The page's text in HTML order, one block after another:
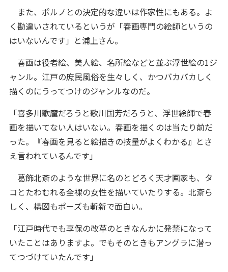
また、ポルノとの決定的な違いは作家性にもある。よ
く勘違いされているというが「春画専門の絵師というの
はいないんです」と浦上さん。
春画は役者絵、美人絵、名所絵などと並ぶ浮世絵の1ジ
ャンル。江戸の庶民風俗を生々しく、かつバカバカしく
描くのにうってつけのジャンルなのだ。
「喜多川歌麿だろうと歌川国芳だろうと、浮世絵師で春
画を描いてない人はいない。春画を描くのは当たり前だ
った。『春画を見ると絵描きの技量がよくわかる』とさ
え言われているんです」
葛飾北斎のような世界に名のとどろく天才画家も、タ
コとたわむれる全裸の女性を描いていたりする。北斎ら
しく、構図もポーズも斬新で面白い。
「江戸時代でも享保の改革のときなんかに発禁になって
いたことはありますよ。でもそのときもアングラに潜っ
てつづけていたんです」